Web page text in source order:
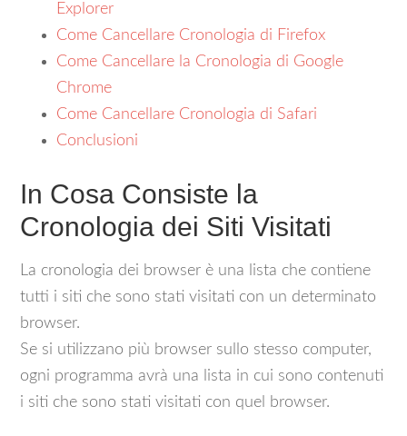
Explorer
Come Cancellare Cronologia di Firefox
Come Cancellare la Cronologia di Google
Chrome
Come Cancellare Cronologia di Safari
Conclusioni
In Cosa Consiste la
Cronologia dei Siti Visitati
La cronologia dei browser è una lista che contiene
tutti i siti che sono stati visitati con un determinato
browser.
Se si utilizzano più browser sullo stesso computer,
ogni programma avrà una lista in cui sono contenuti
i siti che sono stati visitati con quel browser.